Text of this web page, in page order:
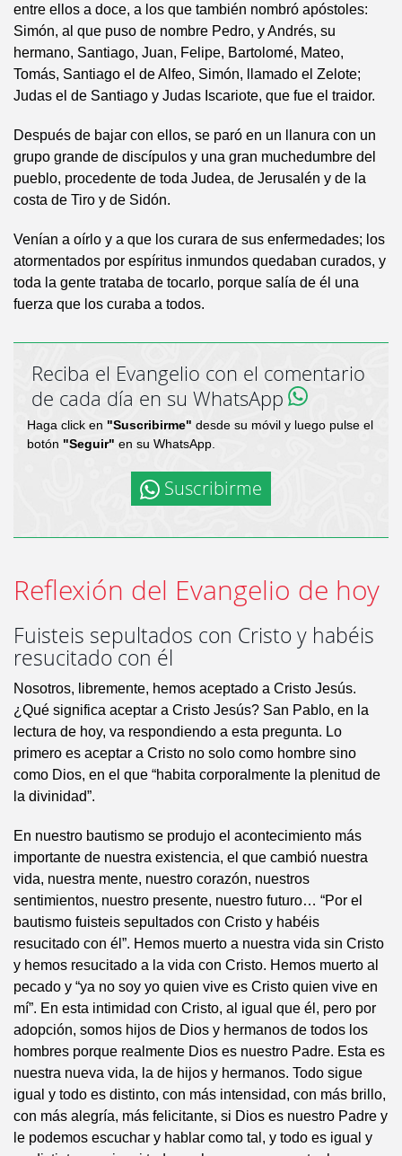
entre ellos a doce, a los que también nombró apóstoles:
Simón, al que puso de nombre Pedro, y Andrés, su
hermano, Santiago, Juan, Felipe, Bartolomé, Mateo,
Tomás, Santiago el de Alfeo, Simón, llamado el Zelote;
Judas el de Santiago y Judas Iscariote, que fue el traidor.
Después de bajar con ellos, se paró en un llanura con un
grupo grande de discípulos y una gran muchedumbre del
pueblo, procedente de toda Judea, de Jerusalén y de la
costa de Tiro y de Sidón.
Venían a oírlo y a que los curara de sus enfermedades; los
atormentados por espíritus inmundos quedaban curados, y
toda la gente trataba de tocarlo, porque salía de él una
fuerza que los curaba a todos.
Reciba el Evangelio con el comentario
de cada día en su WhatsApp
Haga click en "Suscribirme" desde su móvil y luego pulse el
botón "Seguir" en su WhatsApp.
Suscribirme
Reflexión del Evangelio de hoy
Fuisteis sepultados con Cristo y habéis
resucitado con él
Nosotros, libremente, hemos aceptado a Cristo Jesús.
¿Qué significa aceptar a Cristo Jesús? San Pablo, en la
lectura de hoy, va respondiendo a esta pregunta. Lo
primero es aceptar a Cristo no solo como hombre sino
como Dios, en el que “habita corporalmente la plenitud de
la divinidad”.
En nuestro bautismo se produjo el acontecimiento más
importante de nuestra existencia, el que cambió nuestra
vida, nuestra mente, nuestro corazón, nuestros
sentimientos, nuestro presente, nuestro futuro… “Por el
bautismo fuisteis sepultados con Cristo y habéis
resucitado con él”. Hemos muerto a nuestra vida sin Cristo
y hemos resucitado a la vida con Cristo. Hemos muerto al
pecado y “ya no soy yo quien vive es Cristo quien vive en
mí”. En esta intimidad con Cristo, al igual que él, pero por
adopción, somos hijos de Dios y hermanos de todos los
hombres porque realmente Dios es nuestro Padre. Esta es
nuestra nueva vida, la de hijos y hermanos. Todo sigue
igual y todo es distinto, con más intensidad, con más brillo,
con más alegría, más felicitante, si Dios es nuestro Padre y
le podemos escuchar y hablar como tal, y todo es igual y